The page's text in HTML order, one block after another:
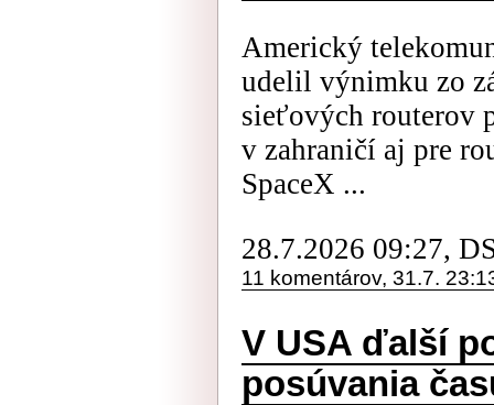
Americký
udelil výnimku zo
sieťových routerov
v zahraničí aj pre
SpaceX ...
28.7.2026 09:27,
11 komentárov, 31.7.
V USA ďalší
posúvania